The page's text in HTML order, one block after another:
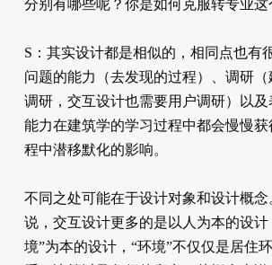
分别有哪些呢？你是如何克服转专业这
S：其实设计都是相似的，相同点也有
问题的能力（去发现的过程）、调研
调研，交互设计也需要用户调研）以
能力在建筑学的学习过程中都会慢慢
程中潜移默化的影响。
不同之处可能在于设计对象和设计概
说，交互设计更多的是以人为本的设
境”为本的设计，“环境”不仅仅是居住